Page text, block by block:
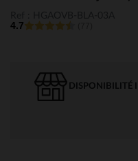
4.7
DISPONIBILITÉ